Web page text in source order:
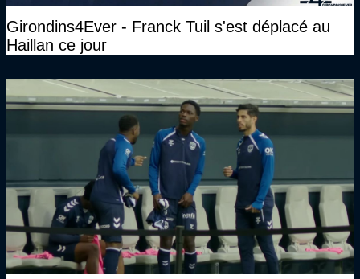
Girondins4Ever - Franck Tuil s'est déplacé au
Haillan ce jour